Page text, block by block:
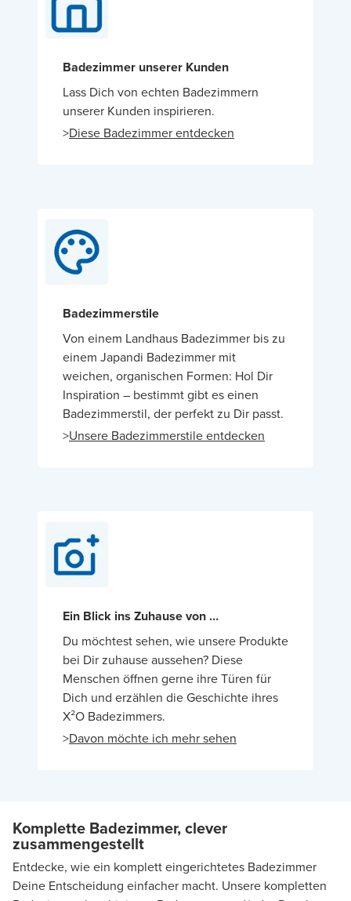
Badezimmer unserer Kunden
Lass Dich von echten Badezimmern
unserer Kunden inspirieren.
>Diese Badezimmer entdecken
Badezimmerstile
Von einem Landhaus Badezimmer bis zu
einem Japandi Badezimmer mit
weichen, organischen Formen: Hol Dir
Inspiration – bestimmt gibt es einen
Badezimmerstil, der perfekt zu Dir passt.
>Unsere Badezimmerstile entdecken
Ein Blick ins Zuhause von …
Du möchtest sehen, wie unsere Produkte
bei Dir zuhause aussehen? Diese
Menschen öffnen gerne ihre Türen für
Dich und erzählen die Geschichte ihres
X²O Badezimmers.
>Davon möchte ich mehr sehen
Komplette Badezimmer, clever
zusammengestellt
Entdecke, wie ein komplett eingerichtetes Badezimmer
Deine Entscheidung einfacher macht. Unsere kompletten